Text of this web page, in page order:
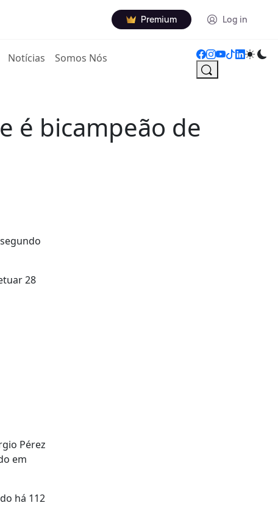
Premium Log in
Notícias Somos Nós
é bicampeão de
28
Pérez
em
há 112